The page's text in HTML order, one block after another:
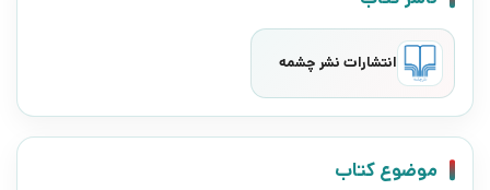
انتشارات نشر چشمه
موضوع کتاب